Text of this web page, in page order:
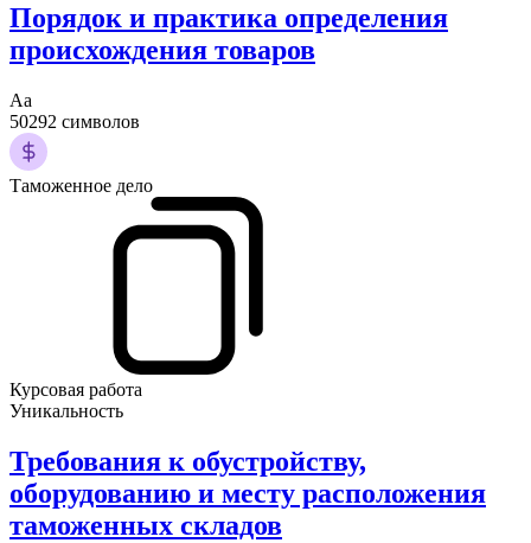
Порядок и практика определения
происхождения товаров
Аа
50292 символов
Таможенное дело
Курсовая работа
Уникальность
Требования к обустройству,
оборудованию и месту расположения
таможенных складов